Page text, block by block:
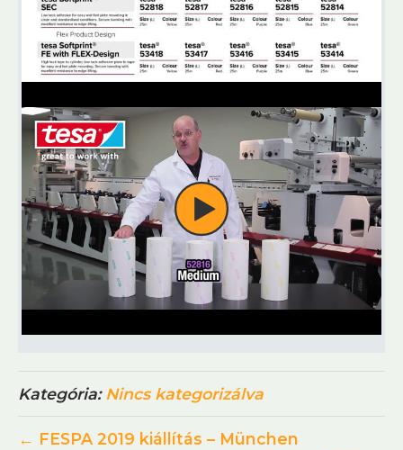
Kategória: Nincs kategorizálva
← FESPA 2019 kiállítás – München